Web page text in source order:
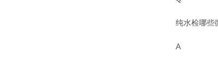
纯水检哪些
A